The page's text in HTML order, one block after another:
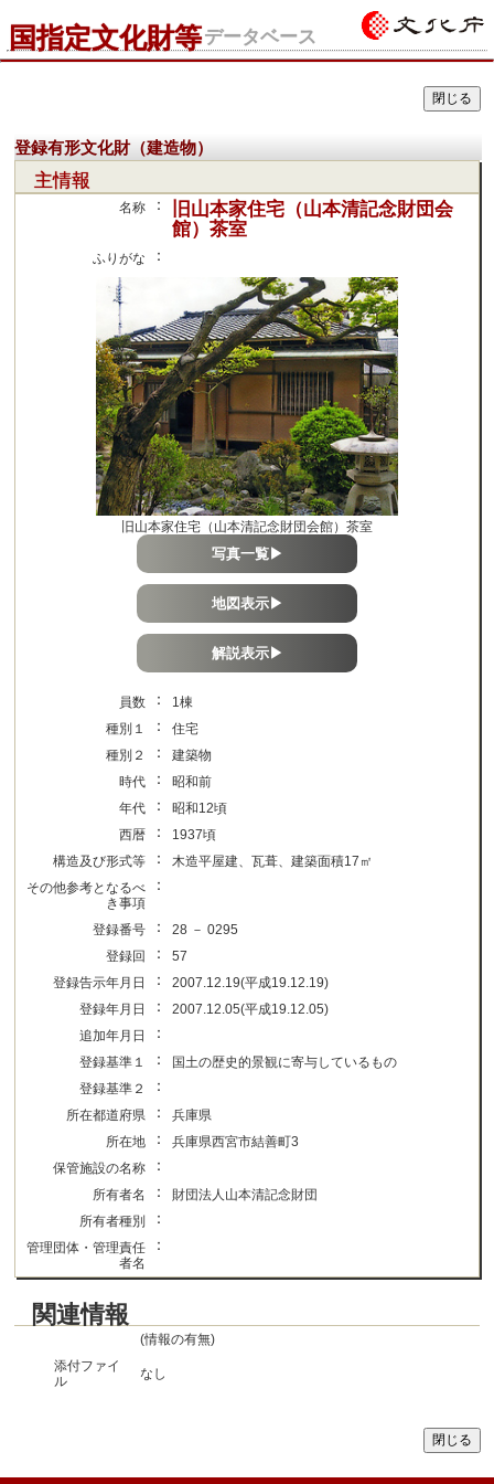
国指定文化財等データベース
登録有形文化財（建造物）
主情報
名称 ：
旧山本家住宅（山本清記念財団会
館）茶室
ふりがな ：
旧山本家住宅（山本清記念財団会館）茶室
写真一覧▶
地図表示▶
解説表示▶
員数 ：
1棟
種別１
：
住宅
種別２
：
建築物
時代
：
昭和前
年代
：
昭和12頃
西暦
：
1937頃
構造及び形式等
：
木造平屋建、瓦葺、建築面積17㎡
その他参考となるべ
き事項
：
登録番号 ：
28 － 0295
登録回
：
57
登録告示年月日
：
2007.12.19(平成19.12.19)
登録年月日
：
2007.12.05(平成19.12.05)
追加年月日
：
登録基準１ ：
国土の歴史的景観に寄与しているもの
登録基準２
：
所在都道府県 ：
兵庫県
所在地
：
兵庫県西宮市結善町3
保管施設の名称
：
所有者名 ：
財団法人山本清記念財団
所有者種別
：
管理団体・管理責任
者名
：
関連情報
(情報の有無)
添付ファイ
ル
なし